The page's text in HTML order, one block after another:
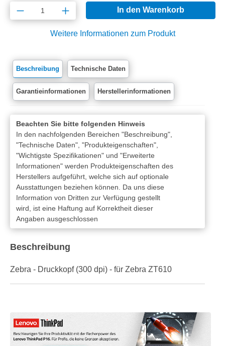
Produkt Anzahl: Gib den gewünschten
In den Warenkorb
Weitere Informationen zum Produkt
Beschreibung Technische Daten
Garantieinformationen Herstellerinformationen
Beachten Sie bitte folgenden Hinweis
In den nachfolgenden Bereichen "Beschreibung",
"Technische Daten", "Produkteigenschaften",
"Wichtigste Spezifikationen" und "Erweiterte
Informationen" werden Produkteigenschaften des
Herstellers aufgeführt, welche sich auf optionale
Ausstattungen beziehen können. Da uns diese
Information von Dritten zur Verfügung gestellt
wird, ist eine Haftung auf Korrektheit dieser
Angaben ausgeschlossen
Beschreibung
Zebra - Druckkopf (300 dpi) - für Zebra ZT610